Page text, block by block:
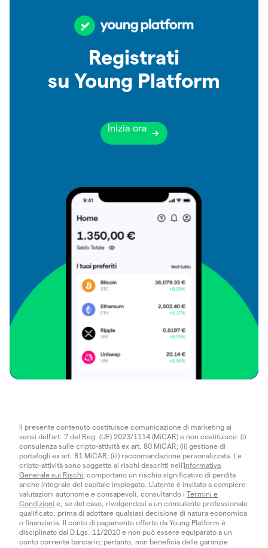
Registrati
su Young Platform
Inizia ora
Il presente contenuto costituisce comunicazione di marketing ai
sensi dell'art. 7 del Reg. (UE) 2023/1114 (MiCAR) e non costituisce: (i)
consulenza sulle cripto-attività ex art. 80 MiCAR; (ii) gestione di
portafogli ex art. 81 MiCAR; (iii) raccomandazione personalizzata. Le
cripto-attività sono soggette ai rischi descritti nell' Informativa
Generale sui Rischi; comportano un rischio significativo di perdita
anche integrale del capitale impiegato. L’utente è invitato a compiere
valutazioni autonome e consapevoli, consultando i Termini e
Condizioni e, se del caso, rivolgendosi a un consulente professionale
qualificato, prima di adottare qualsiasi decisione di natura economica
o finanziaria. Il conto di pagamento offerto da Young Platform è
disciplinato dal D.Lgs. 11/2010 e non può essere equiparato a un
conto corrente bancario; pertanto, non beneficia delle garanzie